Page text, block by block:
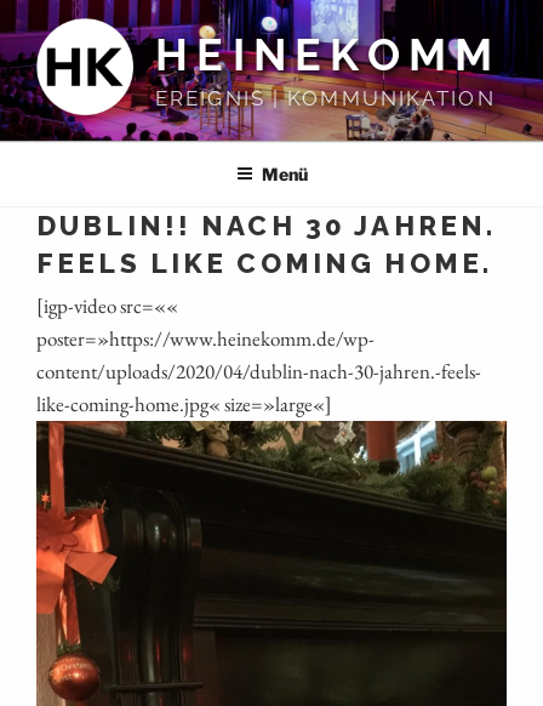
Inhalt
springen
HEINEKOMM
EREIGNIS | KOMMUNIKATION
Menü
DUBLIN!! NACH 30 JAHREN.
FEELS LIKE COMING HOME.
[igp-video src=««
poster=»https://www.heinekomm.de/wp-
content/uploads/2020/04/dublin-nach-30-jahren.-feels-
like-coming-home.jpg« size=»large«]